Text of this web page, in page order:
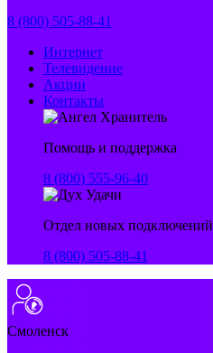
8 (800) 505-88-41
Интернет
Телевидение
Акции
Контакты
Помощь и поддержка
8 (800) 555-96-40
Отдел новых подключений
8 (800) 505-88-41
Смоленск